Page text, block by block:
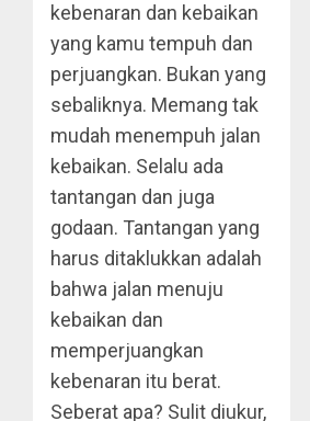
kebenaran dan kebaikan
yang kamu tempuh dan
perjuangkan. Bukan yang
sebaliknya. Memang tak
mudah menempuh jalan
kebaikan. Selalu ada
tantangan dan juga
godaan. Tantangan yang
harus ditaklukkan adalah
bahwa jalan menuju
kebaikan dan
memperjuangkan
kebenaran itu berat.
Seberat apa? Sulit diukur,